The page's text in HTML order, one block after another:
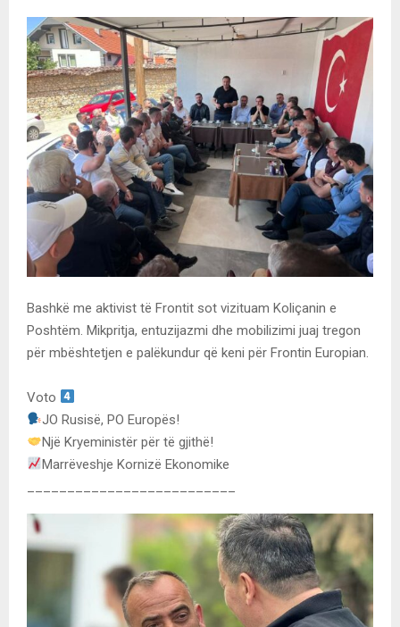
Bashkë me aktivist të Frontit sot vizituam Koliçanin e
Poshtëm. Mikpritja, entuzijazmi dhe mobilizimi juaj tregon
për mbështetjen e palëkundur që keni për Frontin Europian.
Voto
JO Rusisë, PO Europës!
Një Kryeministër për të gjithë!
Marrëveshje Kornizë Ekonomike